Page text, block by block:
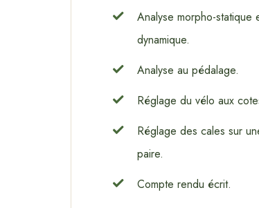
Analyse morpho-statique
dynamique.
Analyse au pédalage.
Réglage du vélo aux
Réglage des cales sur
paire.
Compte rendu écrit.